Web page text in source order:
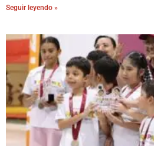
Seguir leyendo »